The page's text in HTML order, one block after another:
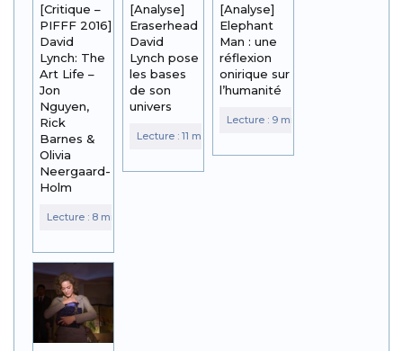
[Critique –
PIFFF 2016]
David
Lynch: The
Art Life –
Jon
Nguyen,
Rick
Barnes &
Olivia
Neergaard-
Holm
[Analyse]
Eraserhead :
David
Lynch pose
les bases
de son
univers
[Analyse]
Elephant
Man : une
réflexion
onirique sur
l’humanité